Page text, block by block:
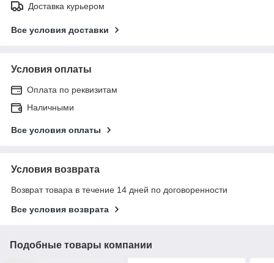
Доставка курьером
Все условия доставки
Условия оплаты
Оплата по реквизитам
Наличными
Все условия оплаты
Условия возврата
Возврат товара в течение 14 дней по договоренности
Все условия возврата
Подобные товары компании